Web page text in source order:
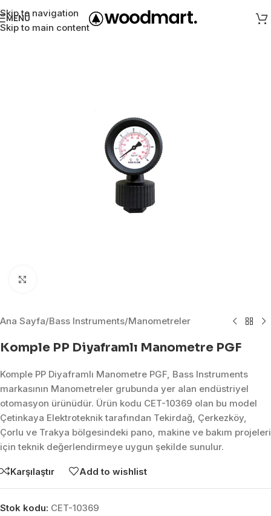
Skip to navigation
Skip to main content
MENÜ
Ana Sayfa/Bass Instruments/Manometreler
Komple PP Diyaframlı Manometre PGF
Komple PP Diyaframlı Manometre PGF, Bass Instruments
markasının Manometreler grubunda yer alan endüstriyel
otomasyon ürünüdür. Ürün kodu CET-10369 olan bu model
Çetinkaya Elektroteknik tarafından Tekirdağ, Çerkezköy,
Çorlu ve Trakya bölgesindeki pano, makine ve bakım projeleri
için teknik değerlendirmeye uygun şekilde sunulur.
Karşılaştır Add to wishlist
Stok kodu: CET-10369